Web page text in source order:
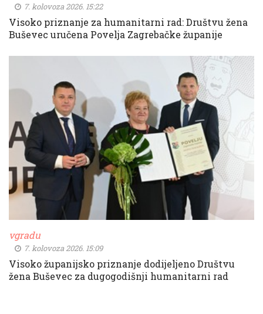
7. kolovoza 2026. 15:22
Visoko priznanje za humanitarni rad: Društvu žena
Buševec uručena Povelja Zagrebačke županije
vgradu
7. kolovoza 2026. 15:09
Visoko županijsko priznanje dodijeljeno Društvu
žena Buševec za dugogodišnji humanitarni rad